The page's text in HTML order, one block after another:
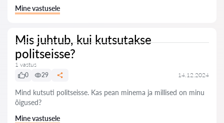
Mine vastusele
Mis juhtub, kui kutsutakse
politseisse?
1 vastus
0
29 14.12.2024
Mind kutsuti politseisse. Kas pean minema ja millised on minu
õigused?
Mine vastusele